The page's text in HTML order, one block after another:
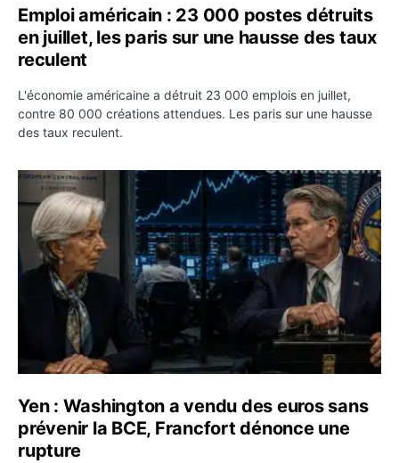
Emploi américain : 23 000 postes détruits
en juillet, les paris sur une hausse des taux
reculent
L'économie américaine a détruit 23 000 emplois en juillet,
contre 80 000 créations attendues. Les paris sur une hausse
des taux reculent.
Yen : Washington a vendu des euros sans prévenir la
Yen : Washington a vendu des euros sans
prévenir la BCE, Francfort dénonce une
rupture